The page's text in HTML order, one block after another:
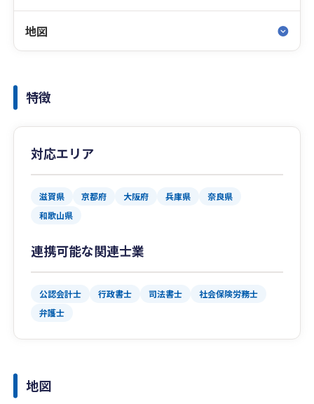
地図
特徴
対応エリア
滋賀県 京都府 大阪府 兵庫県
奈良県
和歌山県
連携可能な関連士業
公認会計士 行政書士 司法書士
社会保険労務士
弁護士
地図